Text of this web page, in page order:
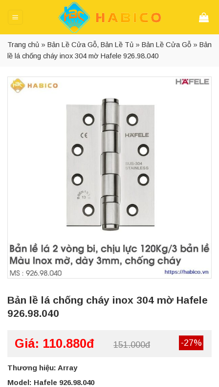
Trang chủ » Bản Lề Cửa Gỗ, Bản Lề Tủ » Bản Lề Cửa Gỗ » Bản
lề lá chống cháy inox 304 mờ Hafele 926.98.040
Bản lề lá chống cháy inox 304 mờ Hafele
926.98.040
Giá: 110.880đ 151.000đ -27%
Thương hiệu: Array
Model: Hafele 926.98.040